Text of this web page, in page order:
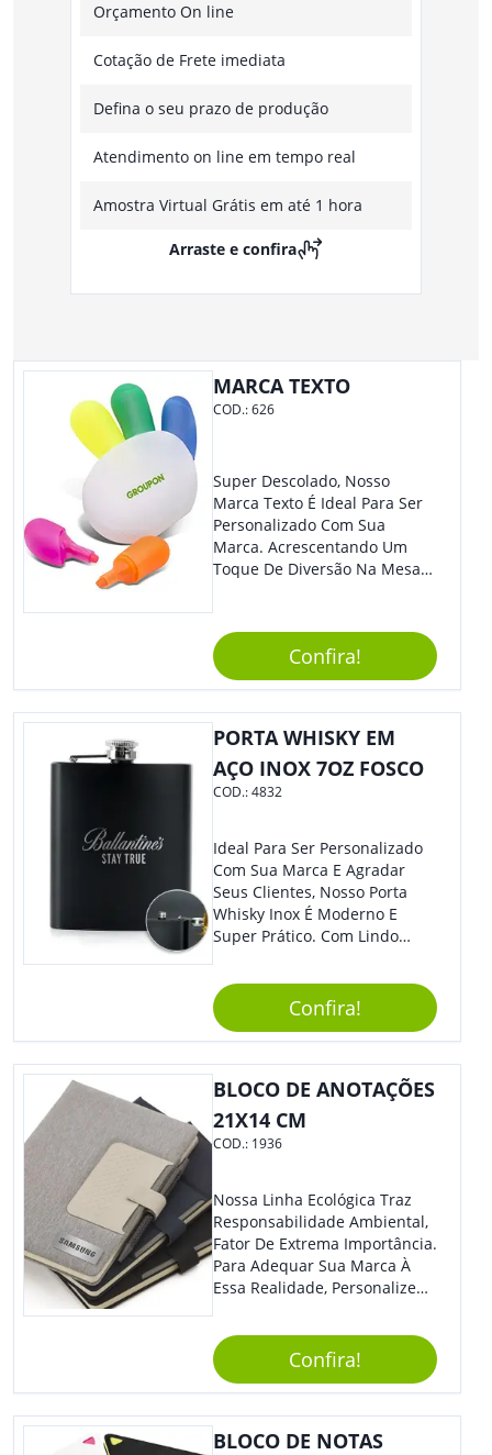
Orçamento On line
Cotação de Frete imediata
Defina o seu prazo de produção
Atendimento on line em tempo real
Amostra Virtual Grátis em até 1 hora
Arraste e confira
MARCA TEXTO
COD.:626
Super Descolado, Nosso
Marca Texto É Ideal Para Ser
Personalizado Com Sua
Marca. Acrescentando Um
Toque De Diversão Na Mesa
Clientes E Colaboradores. O
Grande Destaque De Eventos
E Feiras De Negócio
Confira!
PORTA WHISKY EM
AÇO INOX 7OZ FOSCO
COD.:4832
Ideal Para Ser Personalizado
Com Sua Marca E Agradar
Seus Clientes, Nosso Porta
Whisky Inox É Moderno E
Super Prático. Com Lindo
Grande Diferencial Em
Eventos E Feiras Corporativas.
Confira!
BLOCO DE ANOTAÇÕES
21X14 CM
COD.: 1936
Nossa Linha Ecológica Traz
Responsabilidade Ambiental,
Fator De Extrema Importância.
Para Adequar Sua Marca À
Essa Realidade, Personalize
Anotações Com Post-It E
Caneta. Elaborado A Partir De
Material Reciclado, O Brinde
Também É Prático, Tornando-
Se Assim Excelente Para Uso
Cotidiano. Perfeito, Não É?!
Confira!
BLOCO DE NOTAS